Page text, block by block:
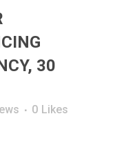
30
0 Likes